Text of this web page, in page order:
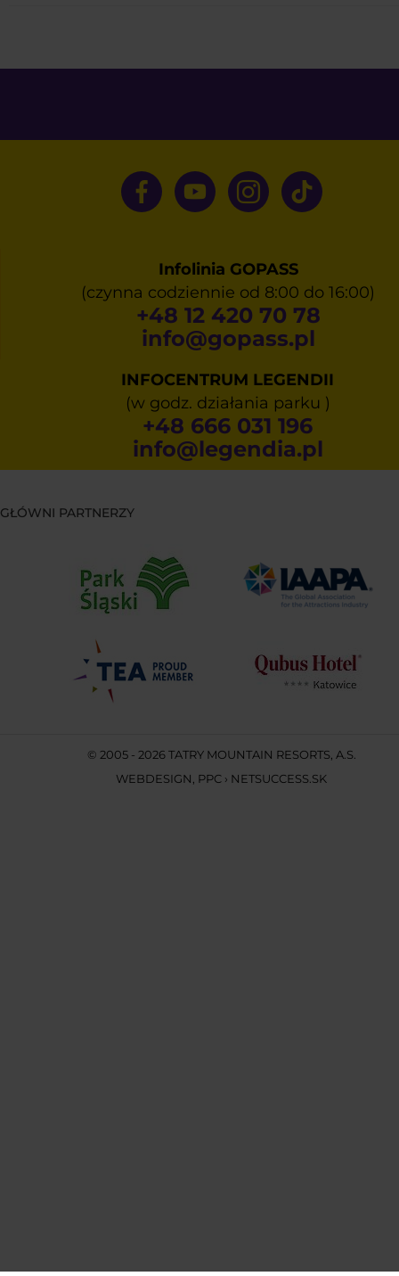
Infolinia GOPASS
(czynna codziennie od 8:00 do 16:00)
+48 12 420 70 78
info@gopass.pl
INFOCENTRUM LEGENDII
(w godz. działania parku )
+48 666 031 196
info@legendia.pl
GŁÓWNI PARTNERZY
© 2005 - 2026 TATRY MOUNTAIN RESORTS, A.S.
WEBDESIGN PPC › NETSUCCESS.SK